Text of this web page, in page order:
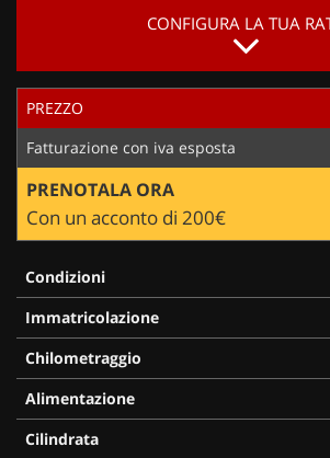
CONFIGURA LA TUA
PREZZO
Fatturazione con iva esposta
PRENOTALA ORA
Con un acconto di 200€
Condizioni
Immatricolazione
Chilometraggio
Alimentazione
Cilindrata